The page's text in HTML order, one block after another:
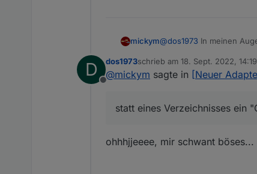
mickym@dos1973 In meinen
"Originaldatenpunkt"
Sonst bekommst Du
admin.0
2022-09-18
2022-09-18
2022-09-18
Es würde also gar keinen
für jedes Device machen
verstanden habe auch
D
Offline
dos1973schrieb am 18. Sept. 2022, 14:19
zuletzt editiert von
@mickym sagte in [Neuer
statt eines Verzeichnisses ein
ohhhjjeeee, mir schwant böses...